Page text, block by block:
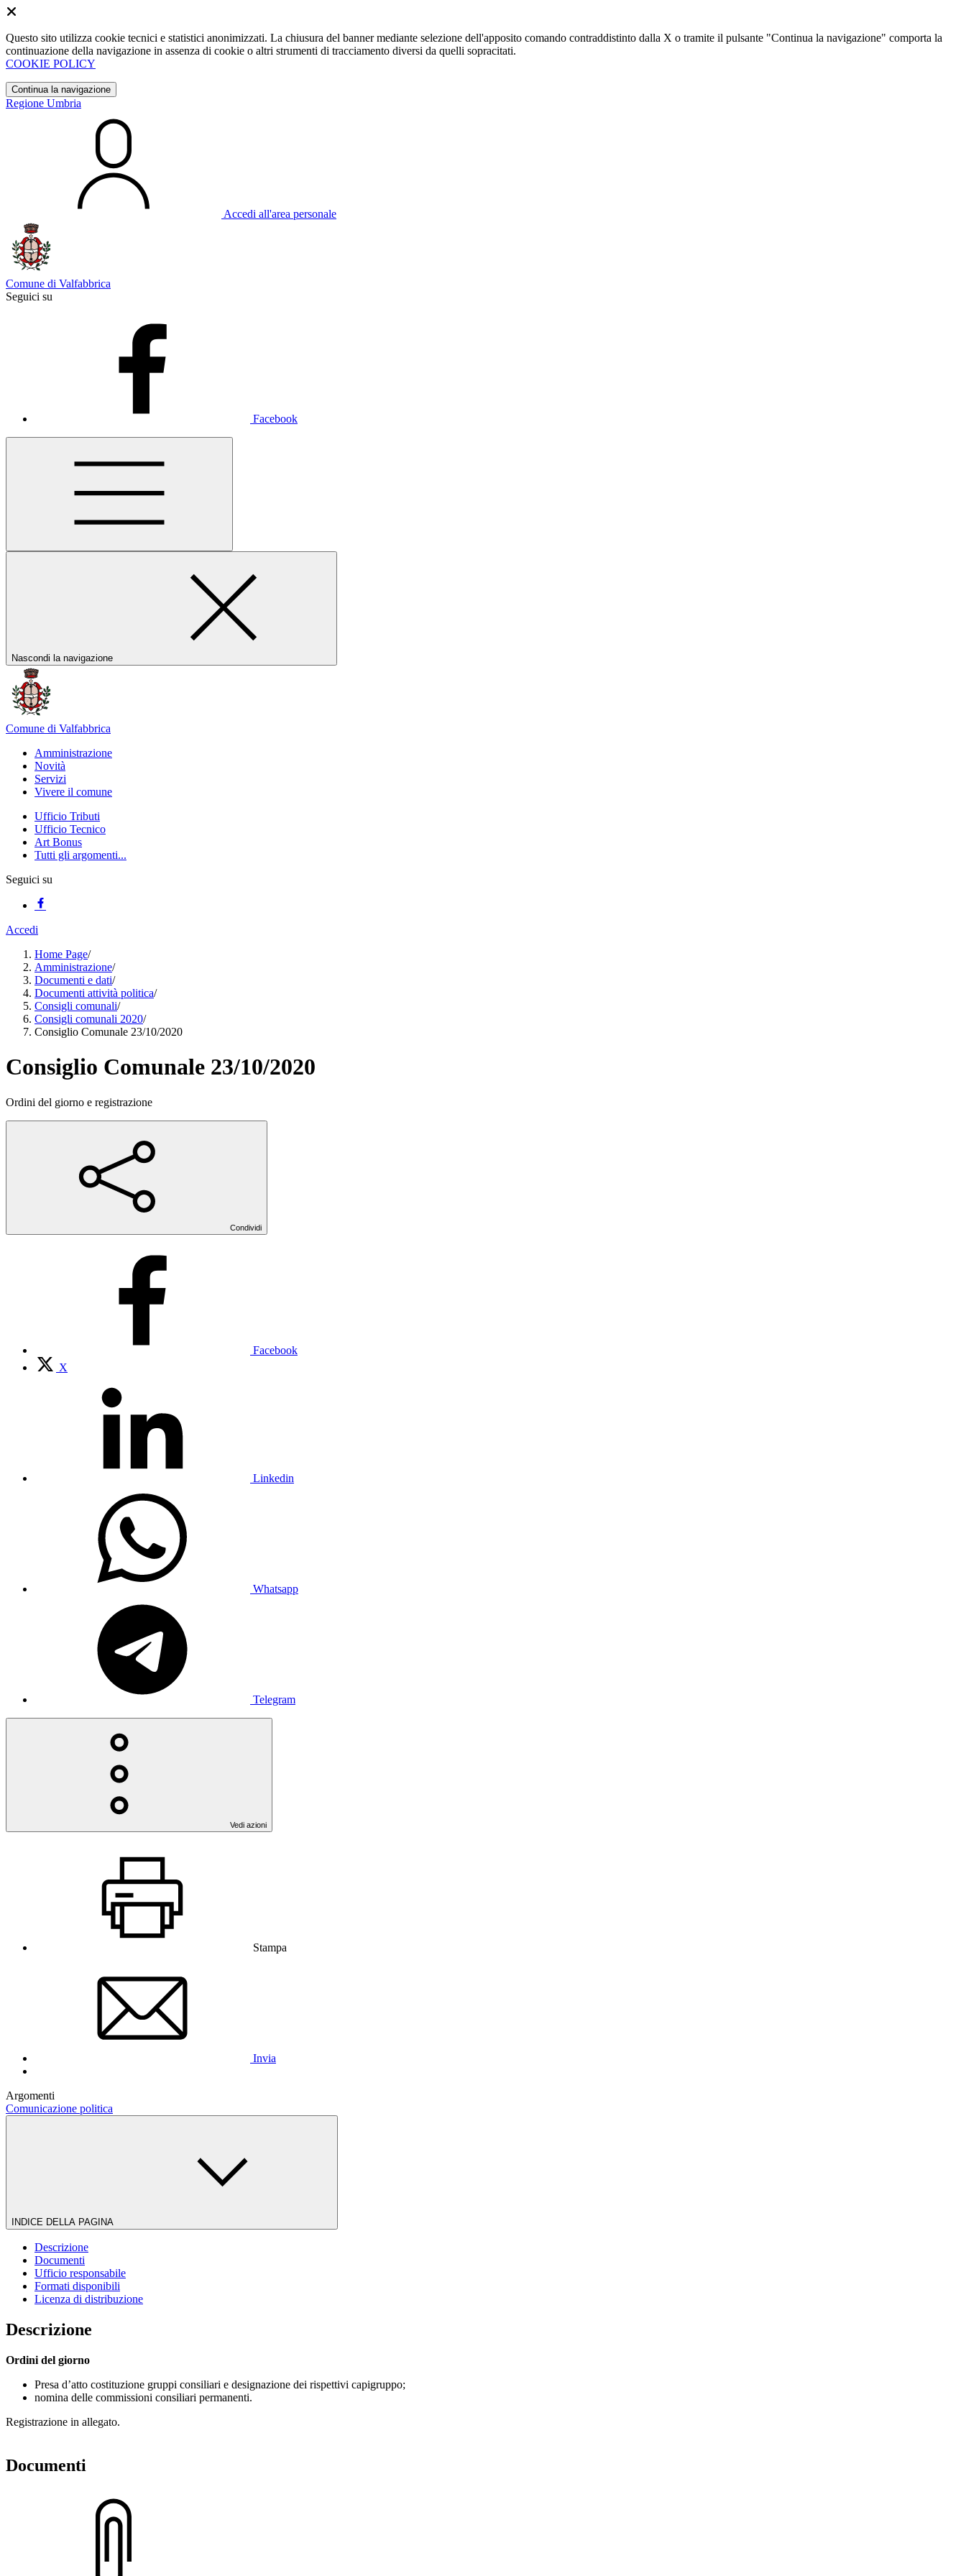
Questo sito utilizza cookie tecnici e statistici anonimizzati. La chiusura del banner mediante selezione dell'apposito comando contraddistinto dalla X o tramite il pulsante "Continua la navigazione" comporta la
continuazione della navigazione in assenza di cookie o altri strumenti di tracciamento diversi da quelli sopracitati.
COOKIE POLICY
Continua la navigazione
Regione Umbria
Accedi all'area personale
Comune di Valfabbrica
Seguici su
Facebook
Nascondi la navigazione
Comune di Valfabbrica
Amministrazione
Novità
Servizi
Vivere il comune
Ufficio Tributi
Ufficio Tecnico
Art Bonus
Tutti gli argomenti...
Seguici su
Accedi
Home Page/
Amministrazione/
Documenti e dati/
Documenti attività politica/
Consigli comunali/
Consigli comunali 2020/
Consiglio Comunale 23/10/2020
Consiglio Comunale 23/10/2020
Ordini del giorno e registrazione
Condividi
Facebook
X
Linkedin
Whatsapp
Telegram
Vedi azioni
Stampa
Invia
Argomenti
Comunicazione politica
INDICE DELLA PAGINA
Descrizione
Documenti
Ufficio responsabile
Formati disponibili
Licenza di distribuzione
Descrizione
Ordini del giorno
Presa d’atto costituzione gruppi consiliari e designazione dei rispettivi capigruppo;
nomina delle commissioni consiliari permanenti.
Registrazione in allegato.
Documenti